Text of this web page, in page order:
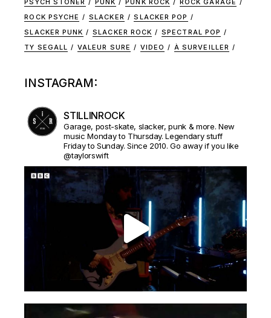
PSYCH STONER PUNK PUNK ROCK
ROCK GARAGE
ROCK PSYCHE
SLACKER
SLACKER POP
SLACKER PUNK
SLACKER ROCK
SPECTRAL POP
TY SEGALL
VALEUR SURE VIDEO À SURVEILLER
INSTAGRAM:
STILLINROCK
Garage, post-skate, slacker, punk & more. New
music Monday to Thursday. Legendary stuff
Friday to Sunday. Since 2010. Go away if you like
@taylorswift